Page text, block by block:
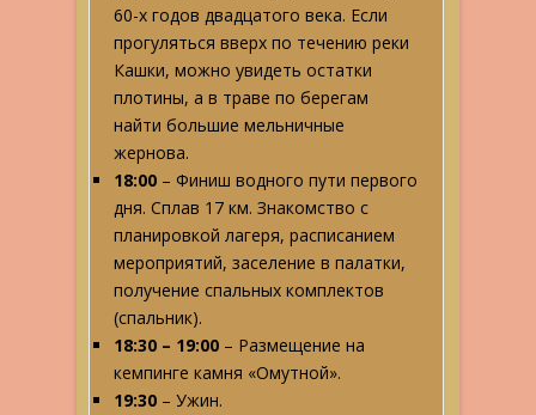
60-х годов двадцатого века. Если
прогуляться вверх по течению реки
Кашки, можно увидеть остатки
плотины, а в траве по берегам
найти большие мельничные
жернова.
18:00 – Финиш водного пути первого
дня. Сплав 17 км. Знакомство с
планировкой лагеря, расписанием
мероприятий, заселение в палатки,
получение спальных комплектов
(спальник).
18:30 – 19:00 – Размещение на
кемпинге камня «Омутной».
19:30 – Ужин.